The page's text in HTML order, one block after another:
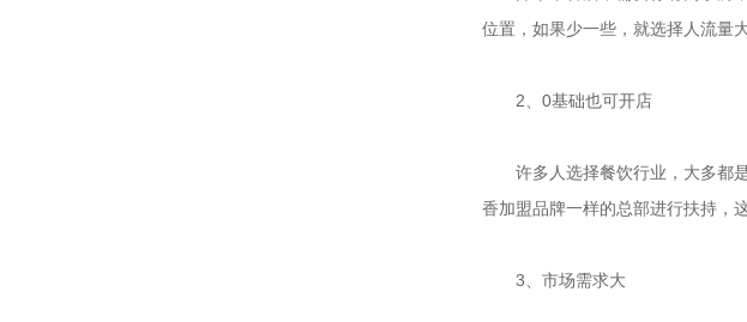
位置，如果少一些，就选择人流量
2、0基础也可开店
许多人选择餐饮行业，大多都
香加盟品牌一样的总部进行扶持，
3、市场需求大